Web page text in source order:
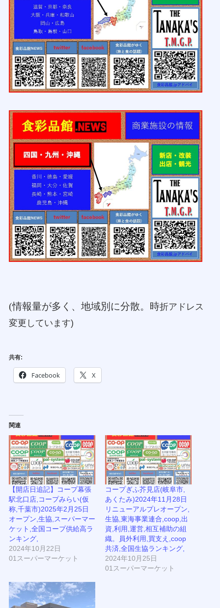
(情報量が多く、地域別に分散。時折アドレス
変更しています)
共有:
Facebook X
関連
【開店日追記】コープ幕張
駅北口店,コープみらい(仮
称,千葉市)2025年2月25日
オープン,生協,スーパーマー
ケット,全国コープ供給高ラ
ンキング,
2024年10月22日
01スーパーマーケット
コープぎふ芥見店(岐阜市,
あくたみ)2024年11月28日
リニューアルプレオープン,
生協,東海事業連合,coop,出
資,利用,運営,相互補助の組
織。員外利用,買支え,coop
共済,全国生協ランキング,
2024年10月25日
01スーパーマーケット